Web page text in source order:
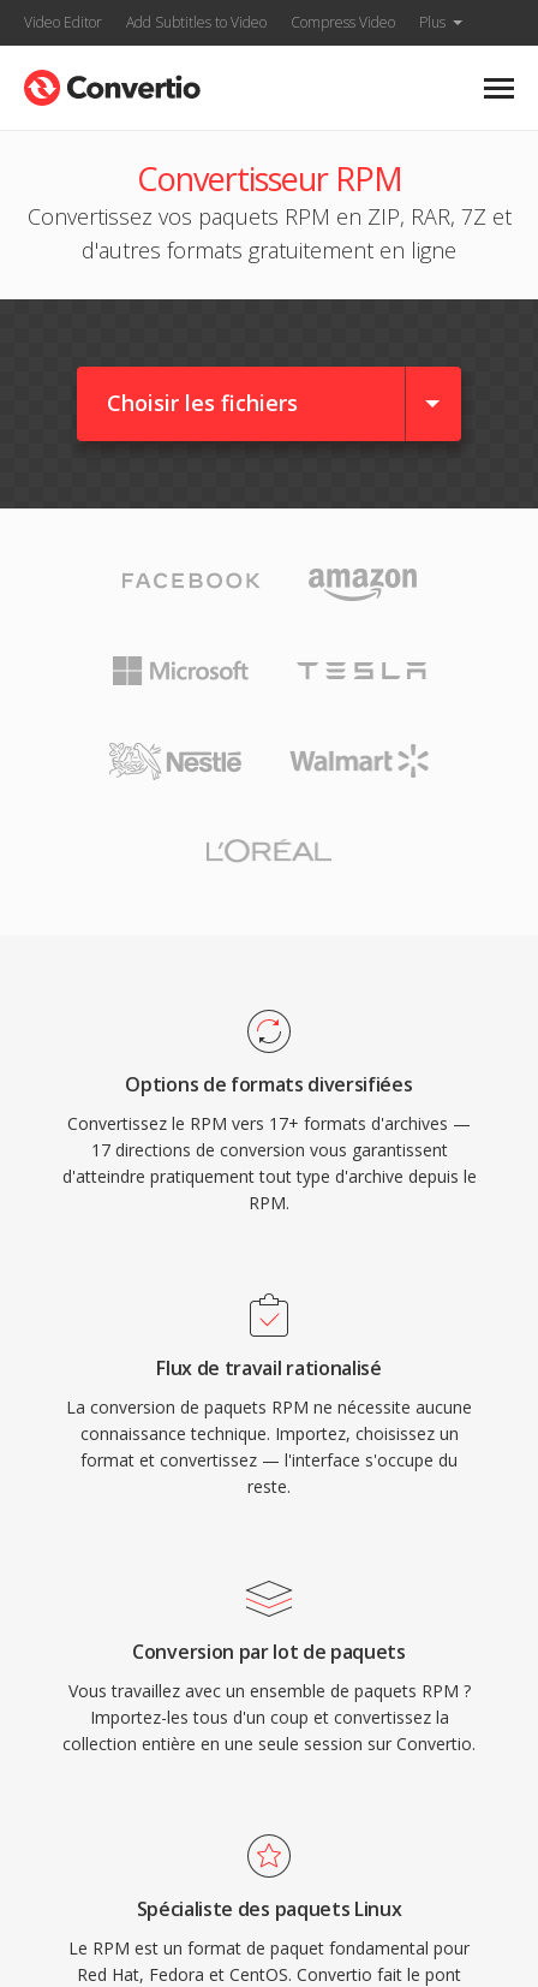
Video Editor Add Subtitles to Video Compress Video Plus
Convertisseur RPM
Convertissez vos paquets RPM en ZIP, RAR, 7Z et
d'autres formats gratuitement en ligne
Choisir les fichiers
Options de formats diversifiées
Convertissez le RPM vers 17+ formats d'archives —
17 directions de conversion vous garantissent
d'atteindre pratiquement tout type d'archive depuis le
RPM.
Flux de travail rationalisé
La conversion de paquets RPM ne nécessite aucune
connaissance technique. Importez, choisissez un
format et convertissez — l'interface s'occupe du
reste.
Conversion par lot de paquets
Vous travaillez avec un ensemble de paquets RPM ?
Importez-les tous d'un coup et convertissez la
collection entière en une seule session sur Convertio.
Spécialiste des paquets Linux
Le RPM est un format de paquet fondamental pour
Red Hat, Fedora et CentOS. Convertio fait le pont